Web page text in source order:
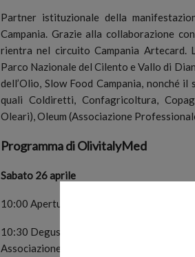
Partner istituzionale della
Campania. Grazie alla collaborazione
rientra nel circuito Campania Artecard.
Parco Nazionale del Cilento e Vallo di
dell’Olio, Slow Food Campania, nonché
quali Coldiretti, Confagricoltura,
Oleari), Oleum (Associazione
Programma di OlivitalyMed
Sabato 26 aprile
10:00 Apertura marketplace
10:30 Degustazione “Olio e Pizza tra
Associazione Pizzaiuoli Napoletani